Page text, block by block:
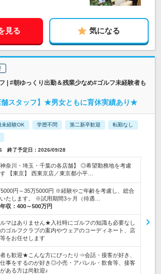
見る 気になる
| #朝ゆっくり出勤＆残業少なめ#ゴルフ未経験者も
舗スタッフ】★男女ともに育休実績あり★
未経験OK 学歴不問 第二新卒歓迎 転勤なし
終了予定日：2026/09/28
神奈川・埼玉・千葉の各店舗】 ◎希望勤務地を考慮
【東京】 西東京店／東京都小平…
5000円～35万5000円 ※経験やご年齢を考慮し、総合
たします。 ※試用期間3ヶ月（待遇…
収： 400～500万円
マはありません★入社時にゴルフの知識も必要なし
ゴルフクラブの案内やウェアのコーディネート、店
をお任せします
も歓迎★こんな方にぴったり⇒会話・接客が好き、
事をするのが好き◎小売・アパレル・飲食等、接客
ある方は尚歓迎♪